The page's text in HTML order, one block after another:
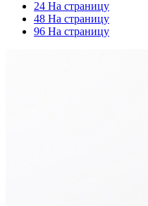
24 На страницу
48 На страницу
96 На страницу